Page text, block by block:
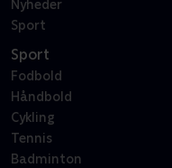
Nyheder
Sport
Sport
Fodbold
Håndbold
Cykling
Tennis
Badminton